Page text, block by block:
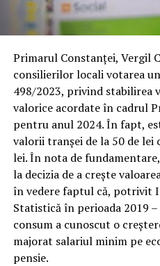
Primarul Constanței, Vergil
consilierilor locali votarea
498/2023, privind stabilirea
valorice acordate în cadrul
pentru anul 2024. În fapt,
valorii tranșei de la 50 de
lei. În nota de
la decizia de a crește
în vedere faptul că, potrivit
Statistică în perioada 2019
consum a cunoscut o
majorat salariul minim pe
pensie.